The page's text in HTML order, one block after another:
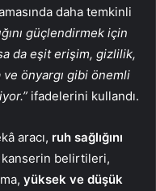
daha temkinli
güçlendirmek için
da eşit erişim, gizlilik,
önyargı gibi önemli
ifadelerini kullandı.
aracı, ruh sağlığını
kanserin belirtileri,
yüksek ve düşük